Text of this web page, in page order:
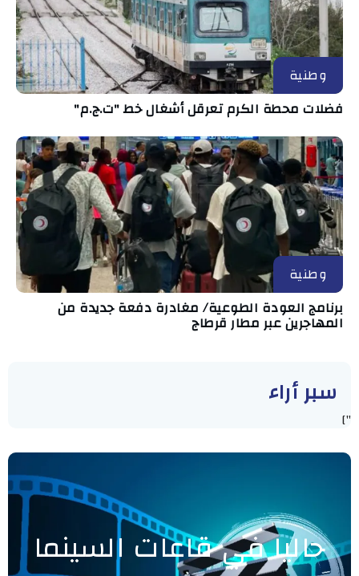
وطنية
فضلات محطة الكرم تعرقل أشغال خط "ت.ج.م"
وطنية
برنامج العودة الطوعية/ مغادرة دفعة جديدة من
المهاجرين عبر مطار قرطاج
سبر أراء
"]
حاليا في قاعات السينما